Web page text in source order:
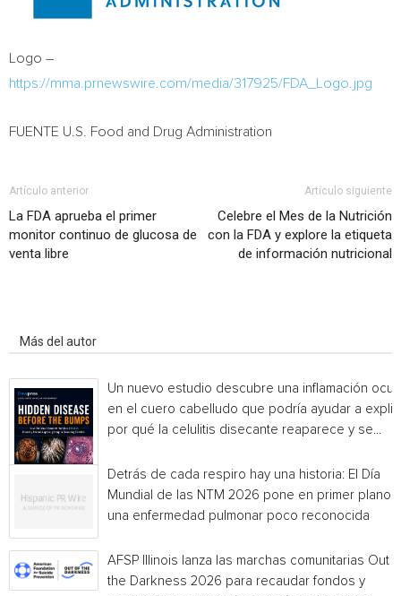
Logo –
https://mma.prnewswire.com/media/317925/FDA_Logo.jpg
FUENTE U.S. Food and Drug Administration
Artículo anterior
La FDA aprueba el primer
monitor continuo de glucosa de
venta libre
Artículo siguiente
Celebre el Mes de la Nutrición
con la FDA y explore la etiqueta
de información nutricional
Más del autor
Un nuevo estudio descubre una inflamación
en el cuero cabelludo que podría ayudar a
por qué la celulitis disecante reaparece y se...
Detrás de cada respiro hay una historia: El Día
Mundial de las NTM 2026 pone en primer plano
una enfermedad pulmonar poco reconocida
AFSP Illinois lanza las marchas comunitarias Out
the Darkness 2026 para recaudar fondos y